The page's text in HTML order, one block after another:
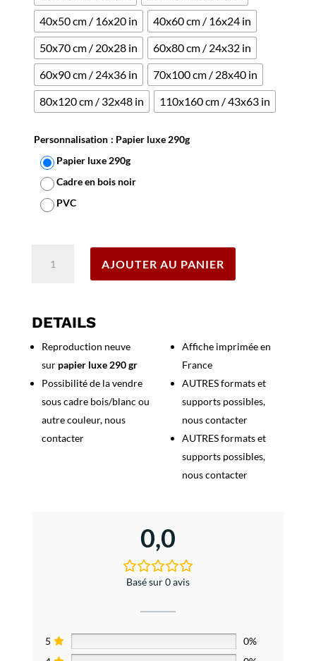
40x50 cm / 16x20 in
40x60 cm / 16x24 in
50x70 cm / 20x28 in
60x80 cm / 24x32 in
60x90 cm / 24x36 in
70x100 cm / 28x40 in
80x120 cm / 32x48 in
110x160 cm / 43x63 in
Personnalisation : Papier luxe 290g
Papier luxe 290g
Cadre en bois noir
PVC
Beirut
AJOUTER AU PANIER
DETAILS
Reproduction neuve
sur papier luxe 290 gr
Possibilité de la vendre
sous cadre bois/blanc ou
autre couleur, nous
contacter
Affiche imprimée en
France
AUTRES formats et
supports possibles,
nous contacter
AUTRES formats et
supports possibles,
nous contacter
0,0
Basé sur 0 avis
5
0%